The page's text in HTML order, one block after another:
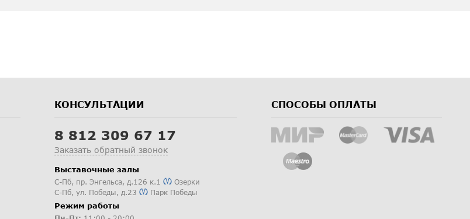
КОНСУЛЬТАЦИИ
8 812 309 67 17
Заказать обратный звонок
Выставочные залы
С-Пб, пр. Энгельса, д.126 к.1
Озерки
С-Пб, ул. Победы, д.23 Парк Победы
Режим работы
СПОСОБЫ ОПЛАТЫ